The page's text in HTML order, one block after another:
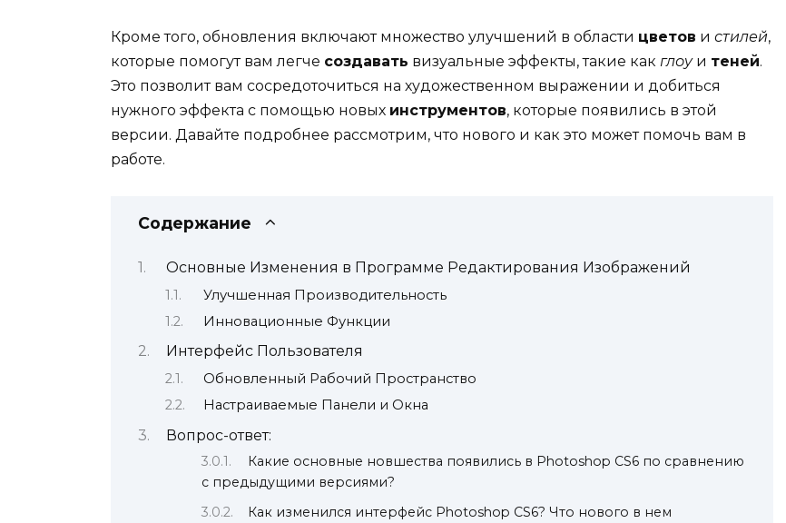
Кроме того, обновления включают множество улучшений в области цветов и стилей,
которые помогут вам легче создавать визуальные эффекты, такие как глоуи теней.
Это позволит вам сосредоточиться на художественном выражении и добиться
нужного эффекта с помощью новых инструментов, которые появились в этой
версии. Давайте подробнее рассмотрим, что нового и как это может помочь вам в
работе.
Содержание
Основные Изменения в Программе Редактирования Изображений
Улучшенная Производительность
Инновационные Функции
Интерфейс Пользователя
Обновленный Рабочий Пространство
Настраиваемые Панели и Окна
Вопрос-ответ:
Какие основные новшества появились в Photoshop CS6 по сравнению
с предыдущими версиями?
Как изменился интерфейс Photoshop CS6? Что нового в нем